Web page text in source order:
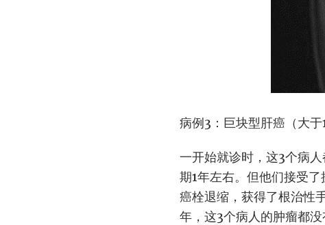
病例3：巨块型肝癌（大
一开始就诊时，这3个病
期1年左右。但他们接受
癌栓退缩，获得了根治性
年，这3个病人的肿瘤都